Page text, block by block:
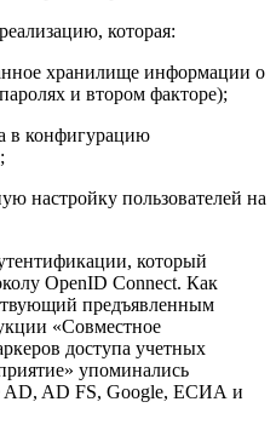
которая:
хранилище информации о
и втором факторе);
в конфигурацию
настройку пользователей на
который
OpenID Connect. Как
предъявленным
«Совместное
доступа учетных
упоминались
AD, AD FS, Google, ЕСИА и